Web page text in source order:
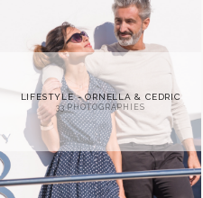
LIFESTYLE - ORNELLA & CEDRIC
33PHOTOGRAPHIES